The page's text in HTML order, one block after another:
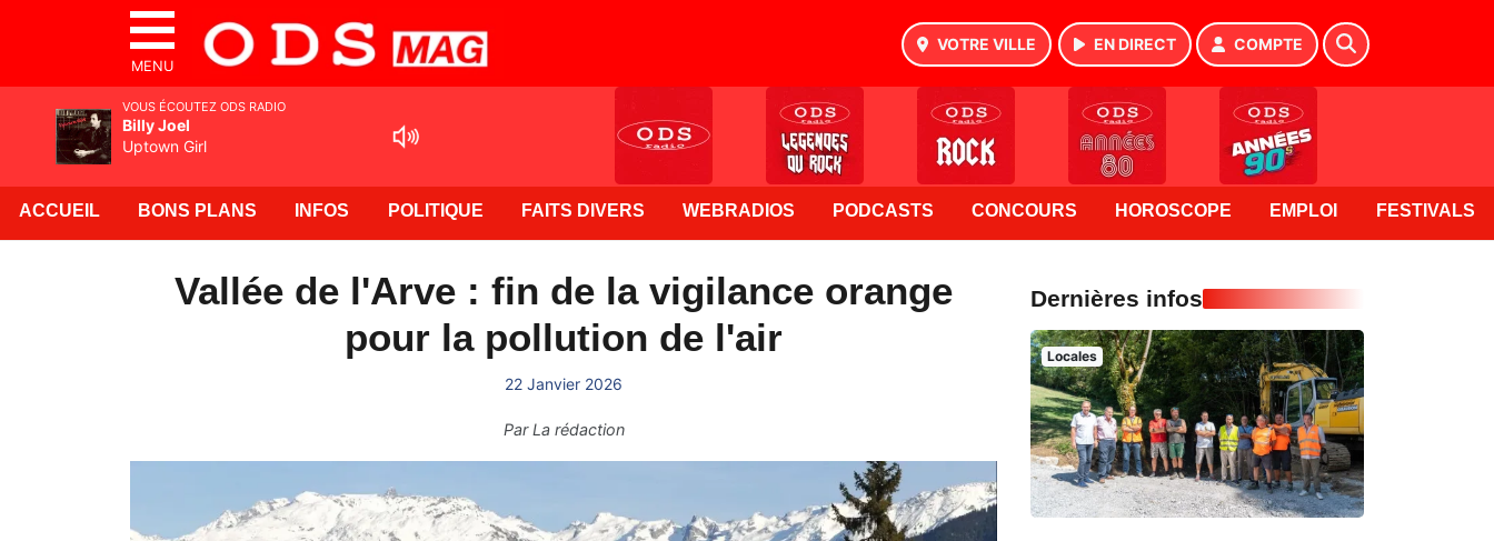
MENU
VOTRE VILLE EN DIRECT COMPTE
ACCUEIL BONS PLANS INFOS POLITIQUE FAITS DIVERS WEBRADIOS PODCASTS CONCOURS HOROSCOPE EMPLOI FESTIVALS
Vallée de l'Arve : fin de la vigilance orange
pour la pollution de l'air
22 Janvier 2026
ParLa rédaction
Dernières infos
Locales
VOUS ÉCOUTEZ ODS RADIO
Billy Joel
Uptown Girl